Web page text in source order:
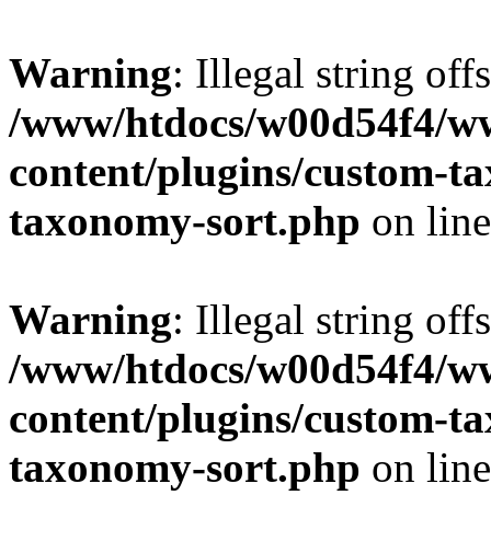
Warning: Illegal string
/www/htdocs/w00d54f4/
content/plugins/custom-
taxonomy-sort.php on
Warning: Illegal string
/www/htdocs/w00d54f4/
content/plugins/custom-
taxonomy-sort.php on